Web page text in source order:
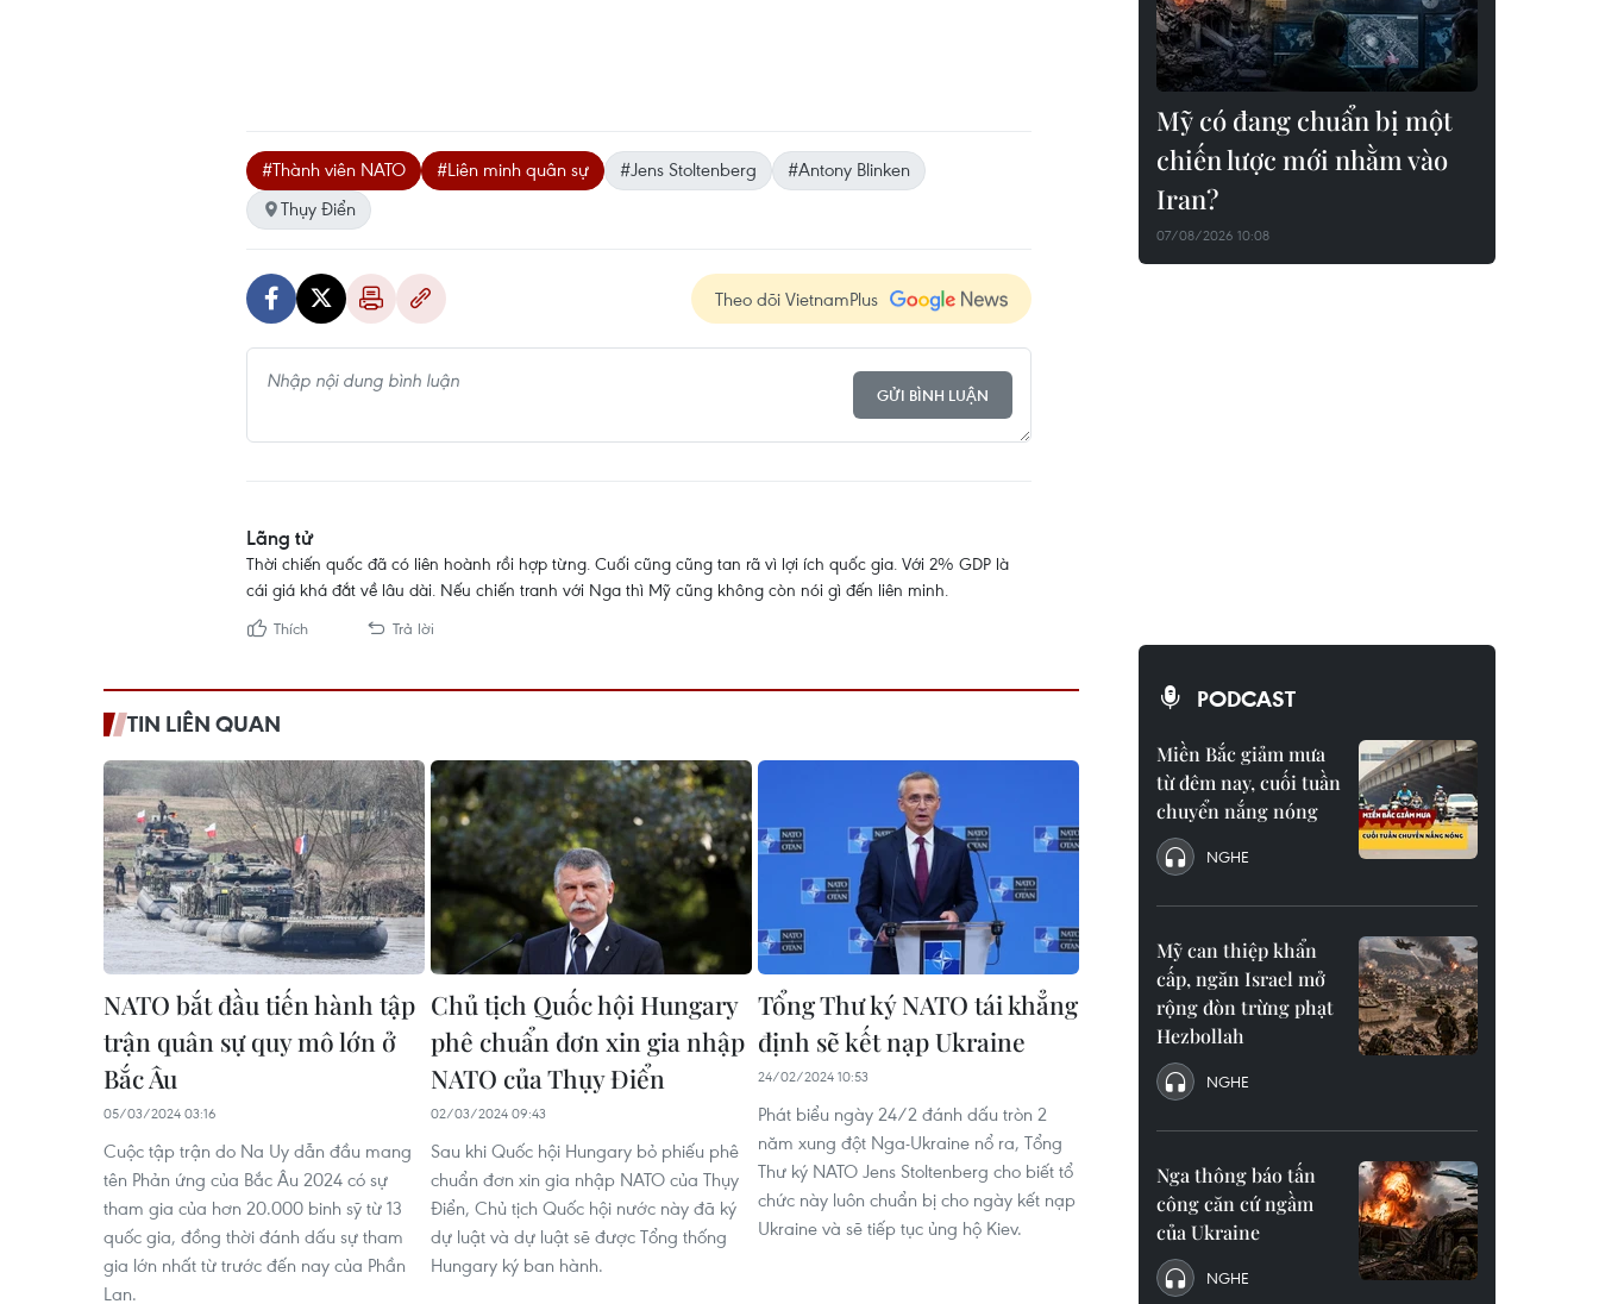
#Thành viên NATO #Liên minh quân sự #Jens Stoltenberg
#Antony Blinken
Thụy Điển
Theo dõi VietnamPlus
GỬI BÌNH LUẬN
Lãng tử
Thời chiến quốc đã có liên hoành rồi hợp từng. Cuối cũng cũng tan rã vì lợi ích quốc gia. Với 2% GDP là
cái giá khá đắt về lâu dài. Nếu chiến tranh với Nga thì Mỹ cũng không còn nói gì đến liên minh.
Thích Trả lời
TIN LIÊN QUAN
NATO bắt đầu tiến hành tập
trận quân sự quy mô lớn ở
Bắc Âu
05/03/2024 03:16
Cuộc tập trận do Na Uy dẫn đầu mang
tên Phản ứng của Bắc Âu 2024 có sự
tham gia của hơn 20.000 binh sỹ từ 13
quốc gia, đồng thời đánh dấu sự tham
gia lớn nhất từ trước đến nay của Phần
Lan.
Chủ tịch Quốc hội Hungary
phê chuẩn đơn xin gia nhập
NATO của Thụy Điển
02/03/2024 09:43
Sau khi Quốc hội Hungary bỏ phiếu phê
chuẩn đơn xin gia nhập NATO của Thụy
Điển, Chủ tịch Quốc hội nước này đã ký
dự luật và dự luật sẽ được Tổng thống
Hungary ký ban hành.
Tổng Thư ký NATO tái khẳng
định sẽ kết nạp Ukraine
24/02/2024 10:53
Phát biểu ngày 24/2 đánh dấu tròn 2
năm xung đột Nga-Ukraine nổ ra, Tổng
Thư ký NATO Jens Stoltenberg cho biết tổ
chức này luôn chuẩn bị cho ngày kết nạp
Ukraine và sẽ tiếp tục ủng hộ Kiev.
Mỹ có đang chuẩn bị một
chiến lược mới nhằm vào
Iran?
07/08/2026 10:08
PODCAST
Miền Bắc giảm mưa
từ đêm nay, cuối tuần
chuyển nắng nóng
NGHE
Mỹ can thiệp khẩn
cấp, ngăn Israel mở
rộng đòn trừng phạt
Hezbollah
NGHE
Nga thông báo tấn
công căn cứ ngầm
của Ukraine
NGHE